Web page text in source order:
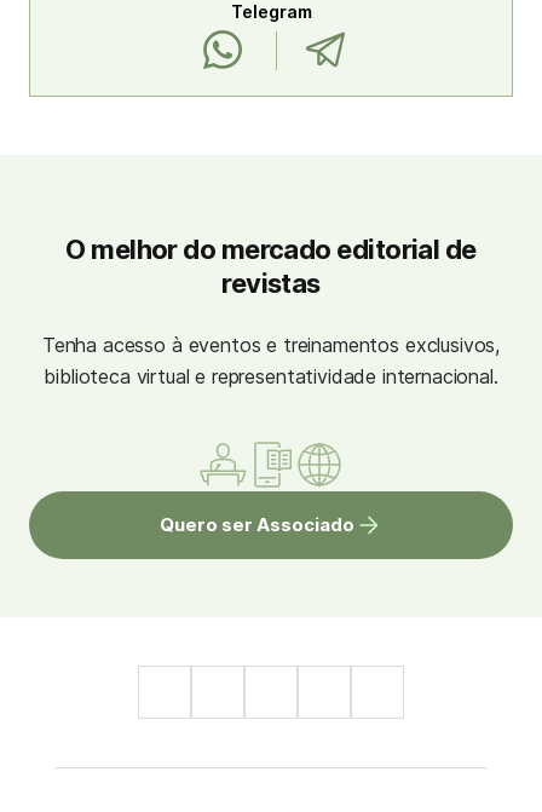
Telegram
O melhor do mercado editorial de
revistas
Tenha acesso à eventos e treinamentos exclusivos,
biblioteca virtual e representatividade internacional.
Quero ser Associado